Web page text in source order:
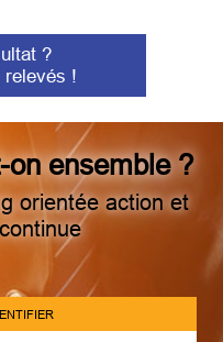
?
relevés !
ensemble ?
orientée action et